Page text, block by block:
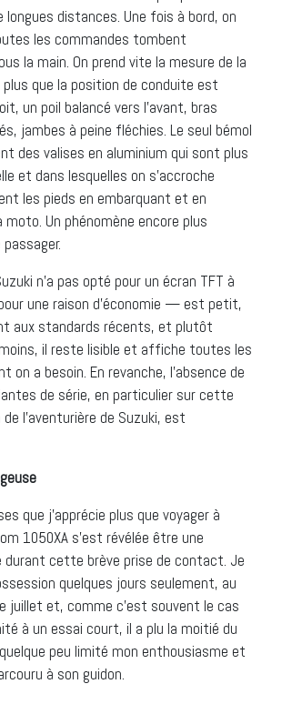
longues distances. Une fois à bord, on
les commandes tombent
la main. On prend vite la mesure de la
plus que la position de conduite est
un poil balancé vers l’avant, bras
jambes à peine fléchies. Le seul bémol
des valises en aluminium qui sont plus
et dans lesquelles on s’accroche
les pieds en embarquant et en
moto. Un phénomène encore plus
n’a pas opté pour un écran TFT à
une raison d’économie — est petit,
aux standards récents, et plutôt
il reste lisible et affiche toutes les
on a besoin. En revanche, l’absence de
de série, en particulier sur cette
l’aventurière de Suzuki, est
que j’apprécie plus que voyager à
1050XA s’est révélée être une
durant cette brève prise de contact. Je
quelques jours seulement, au
juillet et, comme c’est souvent le cas
à un essai court, il a plu la moitié du
peu limité mon enthousiasme et
à son guidon.